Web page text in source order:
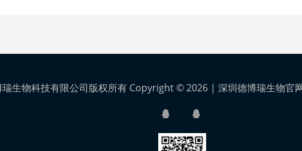
瑞生物科技有限公司版权所有 Copyright © 2026 | 深圳德博瑞生物官